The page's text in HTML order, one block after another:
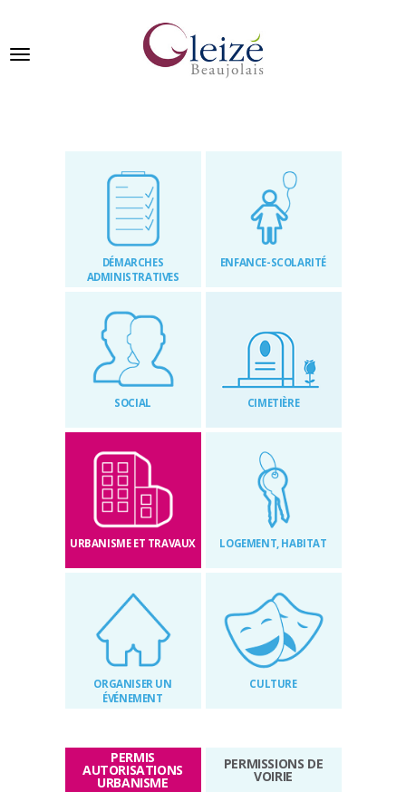
Ville de Gleizé en beaujolais
DÉMARCHES
ADMINISTRATIVES
ENFANCE-SCOLARITÉ
SOCIAL CIMETIÈRE
URBANISME ET TRAVAUX LOGEMENT, HABITAT
ORGANISER UN
ÉVÉNEMENT
CULTURE
PERMIS
AUTORISATIONS
URBANISME
PERMISSIONS DE
VOIRIE